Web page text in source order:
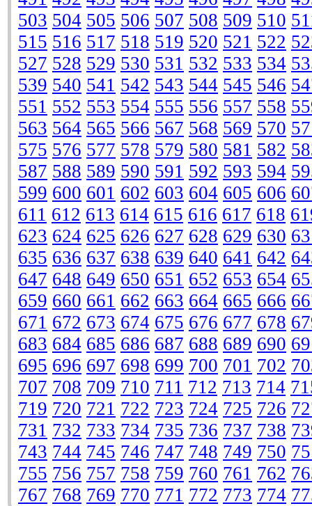
503 504 505 506 507 508 509 510
515 516 517 518 519 520 521 522
527 528 529 530 531 532 533 534
539 540 541 542 543 544 545 546
551 552 553 554 555 556 557 558
563 564 565 566 567 568 569 570
575 576 577 578 579 580 581 582
587 588 589 590 591 592 593 594
599 600 601 602 603 604 605 606
611 612 613 614 615 616 617 618
623 624 625 626 627 628 629 630
635 636 637 638 639 640 641 642
647 648 649 650 651 652 653 654
659 660 661 662 663 664 665 666
671 672 673 674 675 676 677 678
683 684 685 686 687 688 689 690
695 696 697 698 699 700 701 702
707 708 709 710 711 712 713 714
719 720 721 722 723 724 725 726
731 732 733 734 735 736 737 738
743 744 745 746 747 748 749 750
755 756 757 758 759 760 761 762
767 768 769 770 771 772 773 774